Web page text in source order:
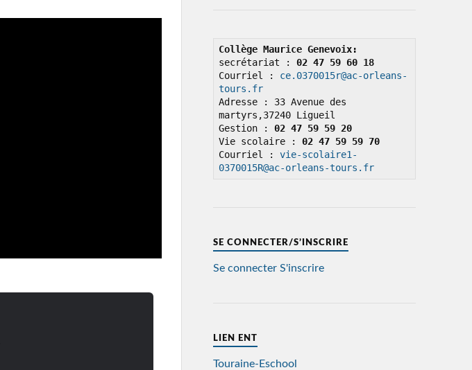
Collège Maurice Genevoix:
secrétariat : 02 47 59 60 18
Courriel : ce.0370015r@ac-orleans-
tours.fr
Adresse : 33 Avenue des
martyrs,37240 Ligueil
Gestion : 02 47 59 59 20
Vie scolaire : 02 47 59 59 70
Courriel : vie-scolaire1-
0370015R@ac-orleans-tours.fr
SE CONNECTER/S’INSCRIRE
Se connecter S'inscrire
LIEN ENT
Touraine-Eschool